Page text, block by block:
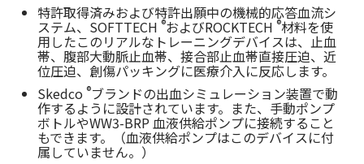
特許取得済みおよび特許出願中の機械的応答血流シ
ステム、SOFTTECH ®およびROCKTECH ®材料を使
用したこのリアルなトレーニングデバイスは、止血
帯、腹部大動脈止血帯、接合部止血帯直接圧迫、近
位圧迫、創傷パッキングに医療介入に反応します。
Skedco ®ブランドの出血シミュレーション装置で動
作するように設計されています。また、手動ポンプ
ボトルやWW3-BRP 血液供給ポンプに接続すること
もできます。（血液供給ポンプはこのデバイスに付
属していません。）